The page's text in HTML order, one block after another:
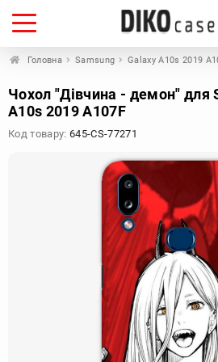
Головна Samsung Galaxy A10s 2019
Чохол "Дівчина - демон" для
A10s 2019 A107F
Код товару: 645-CS-77271